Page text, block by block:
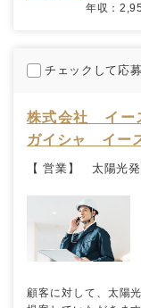
年収：
チェックして応
株式会社 イー
ガイシャ イー
【 営業】 太陽光
顧客に対して、太陽